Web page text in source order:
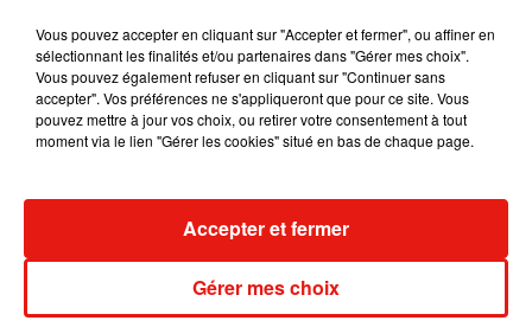
Musique
dans son nouveau clip
Vous pouvez accepter en cliquant sur "Accepter et fermer", ou affiner en
sélectionnant les finalités et/ou partenaires dans "Gérer mes choix".
Vous pouvez également refuser en cliquant sur "Continuer sans
accepter". Vos préférences ne s'appliqueront que pour ce site. Vous
pouvez mettre à jour vos choix, ou retirer votre consentement à tout
moment via le lien "Gérer les cookies" situé en bas de chaque page.
Gérer mes choix
Accepter et fermer